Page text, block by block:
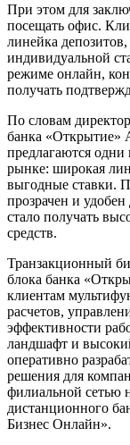
При этом для
посещать офис.
линейка
индивидуальной
режиме онлайн,
получать
По словам
банка «Открытие»
предлагаются
рынке: широкая
выгодные ставки.
прозрачен и
стало получать
средств.
Транзакционный
блока банка
клиентам
расчетов,
эффективности
ландшафт и
оперативно
решения для
филиальной сетью
дистанционного
Бизнес Онлайн».